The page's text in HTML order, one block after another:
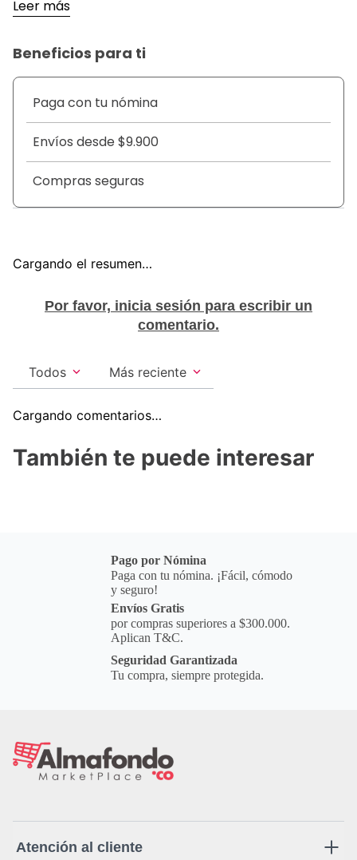
causado por faringitis, amigdalitis o aftas, actuando
la inflamación y combatir infecciones leves.
Leer más
Beneficios para ti
Paga con tu nómina
Envíos desde $9.900
Compras seguras
Cargando el resumen…
Por favor, inicia sesión para escribir un
comentario.
Más reciente
Todos
Cargando comentarios…
También te puede interesar
Pago por Nómina
Paga con tu nómina. ¡Fácil, cómodo
y seguro!
Envíos Gratis
por compras superiores a $300.000.
Aplican T&C.
Seguridad Garantizada
Tu compra, siempre protegida.
Atención al cliente